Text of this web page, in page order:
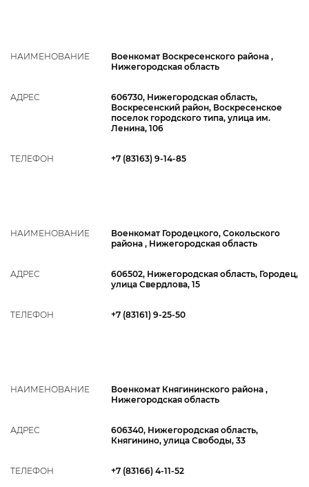
НАИМЕНОВАНИЕ
Военкомат Воскресенского района ,
Нижегородская область
АДРЕС
606730, Нижегородская область,
Воскресенский район, Воскресенское
поселок городского типа, улица им.
Ленина, 106
ТЕЛЕФОН +7 (83163) 9-14-85
НАИМЕНОВАНИЕ
Военкомат Городецкого, Сокольского
района , Нижегородская область
АДРЕС
606502, Нижегородская область, Городец,
улица Свердлова, 15
ТЕЛЕФОН +7 (83161) 9-25-50
НАИМЕНОВАНИЕ
Военкомат Княгининского района ,
Нижегородская область
АДРЕС
606340, Нижегородская область,
Княгинино, улица Свободы, 33
ТЕЛЕФОН +7 (83166) 4-11-52